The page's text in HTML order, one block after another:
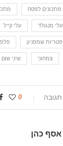
מתכונים לפסח
עלי מנגולד עלי קייל
פטריות שמפניון
צמחוני שיני שום
0
אסף כהן